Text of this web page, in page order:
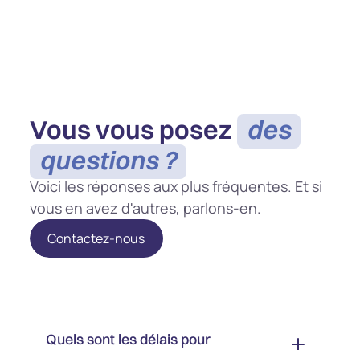
Vous vous posez des
questions ?
Voici les réponses aux plus fréquentes. Et si
vous en avez d'autres, parlons-en.
Contactez-nous
Quels sont les délais pour